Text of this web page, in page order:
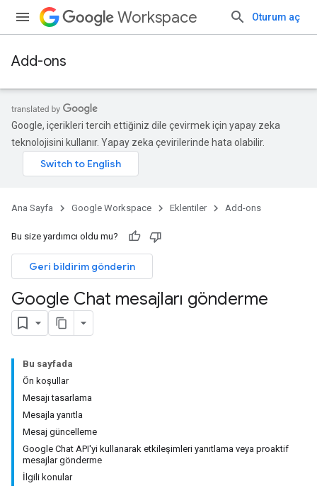
Workspace Oturum aç
Add-ons
Google, içerikleri tercih ettiğiniz dile çevirmek için yapay zeka
teknolojisini kullanır. Yapay zeka çevirilerinde hata olabilir.
Ana Sayfa Google Workspace Eklentiler Add-ons
Bu size yardımcı oldu mu?
Geri bildirim gönderin
Google Chat mesajları gönderme
Bu sayfada
Ön koşullar
Mesajı tasarlama
Mesajla yanıtla
Mesaj güncelleme
Google Chat API'yi kullanarak etkileşimleri yanıtlama veya proaktif
mesajlar gönderme
İlgili konular